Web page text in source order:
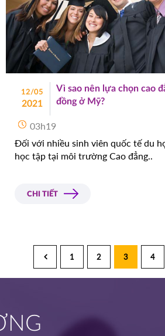
12/05
2021
Vì sao nên lựa chọn cao
đồng ở Mỹ?
03h19
Đối với nhiều sinh viên quốc tế du
học tập tại môi trường Cao đẳng..
CHI TIẾT
1 2 3 4